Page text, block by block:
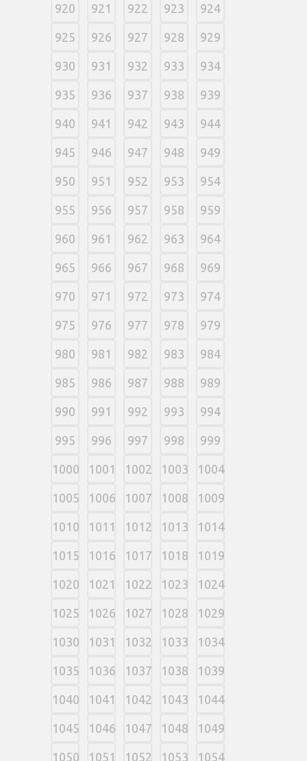
920 921 922 923 924
925 926 927 928 929
930 931 932 933 934
935 936 937 938 939
940 941 942 943 944
945 946 947 948 949
950 951 952 953 954
955 956 957 958 959
960 961 962 963 964
965 966 967 968 969
970 971 972 973 974
975 976 977 978 979
980 981 982 983 984
985 986 987 988 989
990 991 992 993 994
995 996 997 998 999
1000 1001 1002 1003 1004
1005 1006 1007 1008 1009
1010 1011 1012 1013 1014
1015 1016 1017 1018 1019
1020 1021 1022 1023 1024
1025 1026 1027 1028 1029
1030 1031 1032 1033 1034
1035 1036 1037 1038 1039
1040 1041 1042 1043 1044
1045 1046 1047 1048 1049
1050 1051 1052 1053 1054